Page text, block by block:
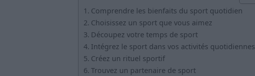
Comprendre les bienfaits du sport quotidien
Choisissez un sport que vous aimez
Découpez votre temps de sport
Intégrez le sport dans vos activités quotidiennes
Créez un rituel sportif
Trouvez un partenaire de sport